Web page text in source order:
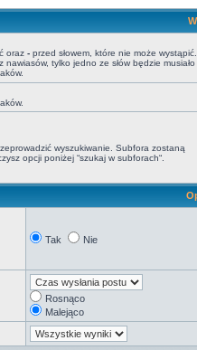
oraz - przed słowem, które nie może
nawiasów, tylko jedno ze słów będzie musiało
wyszukiwanie. Subfora zostaną
opcji poniżej “szukaj w subforach“.
Tak Nie
Rosnąco
Malejąco